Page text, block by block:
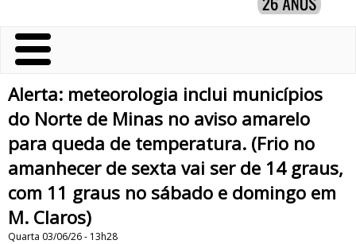
Alerta: meteorologia inclui municípios
do Norte de Minas no aviso amarelo
para queda de temperatura. (Frio no
amanhecer de sexta vai ser de 14 graus,
com 11 graus no sábado e domingo em
M. Claros)
Quarta 03/06/26 - 13h28